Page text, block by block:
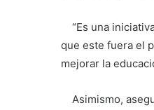
“Es una
que este fuera el
mejorar la
Asimismo,